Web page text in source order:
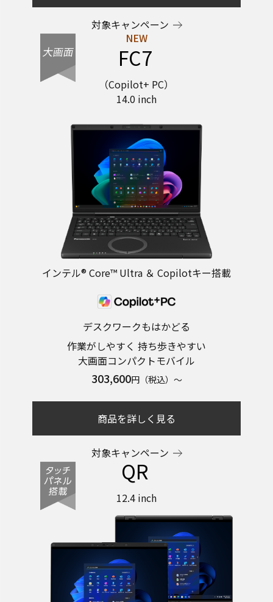
対象キャンペーン
FC7
（Copilot+ PC）
14.0 inch
インテル® Core™ Ultra ＆ Copilotキー搭載
デスクワークもはかどる
作業がしやすく 持ち歩きやすい
大画面コンパクトモバイル
303,600円（税込）～
商品を詳しく見る
対象キャンペーン
QR
12.4 inch